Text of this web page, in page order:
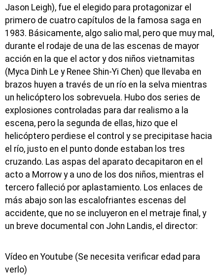
Jason Leigh), fue el elegido para protagonizar el
primero de cuatro capítulos de la famosa saga en
1983. Básicamente, algo salio mal, pero que muy mal,
durante el rodaje de una de las escenas de mayor
acción en la que el actor y dos niños vietnamitas
(Myca Dinh Le y Renee Shin-Yi Chen) que llevaba en
brazos huyen a través de un río en la selva mientras
un helicóptero los sobrevuela. Hubo dos series de
explosiones controladas para dar realismo a la
escena, pero la segunda de ellas, hizo que el
helicóptero perdiese el control y se precipitase hacia
el río, justo en el punto donde estaban los tres
cruzando. Las aspas del aparato decapitaron en el
acto a Morrow y a uno de los dos niños, mientras el
tercero falleció por aplastamiento. Los enlaces de
más abajo son las escalofriantes escenas del
accidente, que no se incluyeron en el metraje final, y
un breve documental con John Landis, el director:
Vídeo en Youtube (Se necesita verificar edad para
verlo)